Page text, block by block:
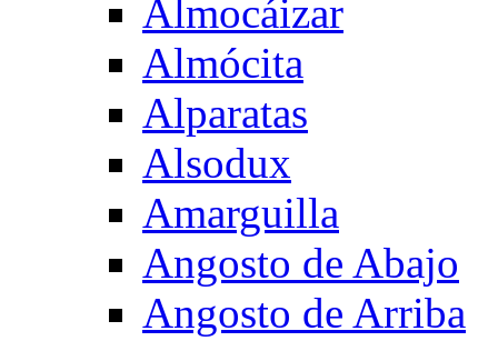
Almocáizar
Almócita
Alparatas
Alsodux
Amarguilla
Angosto de Abajo
Angosto de Arriba